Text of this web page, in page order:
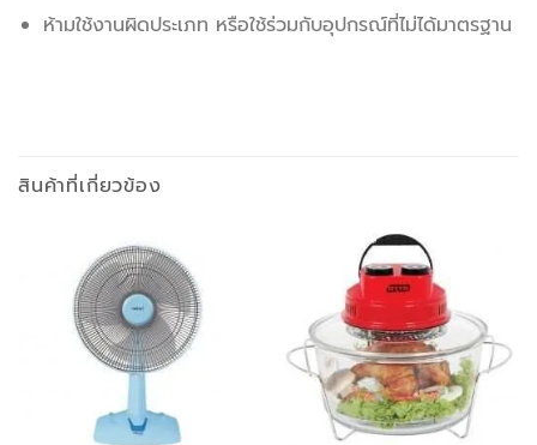
ห้ามใช้งานผิดประเภท หรือใช้ร่วมกับอุปกรณ์ที่ไม่ได้มาตรฐาน
สินค้าที่เกี่ยวข้อง